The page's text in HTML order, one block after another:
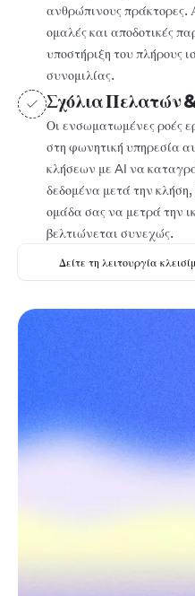
ανθρώπινους πράκτορες.
ομαλές και αποδοτικές
υποστήριξη του πλήρους
συνομιλίας.
Σχόλια Πελατών
Οι ενσωματωμένες ροές
στη φωνητική υπηρεσία
κλήσεων με AI να
δεδομένα μετά την
ομάδα σας να μετρά την
βελτιώνεται συνεχώς.
Δείτε τη λειτουργία